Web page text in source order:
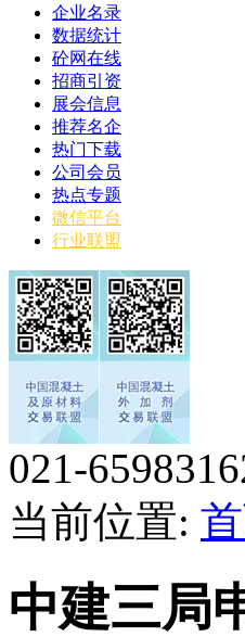
企业名录
数据统计
砼网在线
招商引资
展会信息
推荐名企
热门下载
公司会员
热点专题
微信平台
行业联盟
021-
当前位置:
中建三局